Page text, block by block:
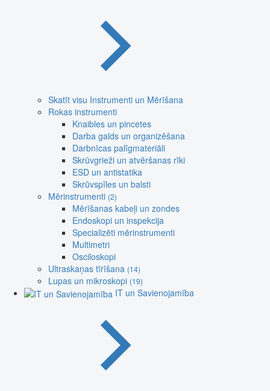
Skatīt visu Instrumenti un Mērīšana
Rokas instrumenti
Knaibles un pincetes
Darba galds un organizēšana
Darbnīcas palīgmateriāli
Skrūvgrieži un atvēršanas rīki
ESD un antistatika
Skrūvspīles un balsti
Mērinstrumenti (2)
Mērīšanas kabeļi un zondes
Endoskopi un inspekcija
Specializēti mērinstrumenti
Multimetri
Osciloskopi
Ultraskaņas tīrīšana (14)
Lupas un mikroskopi (19)
IT un Savienojamība